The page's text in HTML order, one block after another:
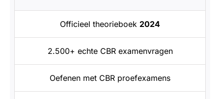
Officieel theorieboek 2024
2.500+ echte CBR examenvragen
Oefenen met CBR proefexamens